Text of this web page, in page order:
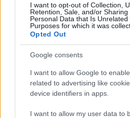
I want to opt-out of Collection,
Retention, Sale, and/or Sharing
Personal Data that Is Unrelated
Purposes for which it was
Opted Out
Google consents
I want to allow Google to
related to advertising like
device identifiers in apps.
I want to allow my user data to
Andrea Mura conquista
partecipazione per il suo
Calangianus, allarme
minori, Albieri: “Episodi
Gallura, finti clienti
50mila nel resort